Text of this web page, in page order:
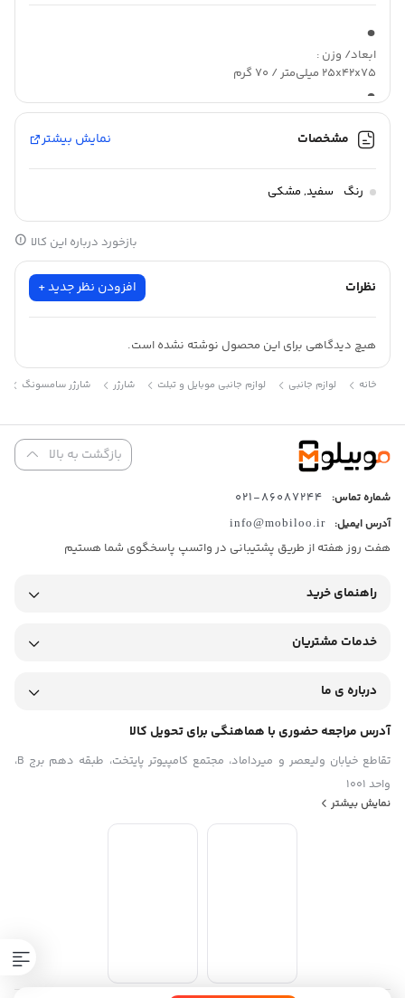
ابعاد/ وزن :
25x42x75 میلی‌متر / 70 گرم
نوع شارژر :
شارژر دیواری
مناسب برای :
موبایل
100-240 ولت
شدت جریان خروجی :
3.0 آمپر مخصوص تبلت و موبایل
تعداد درگاه خروجی :
1 عدد
حداکثر توان خروجی :
مشخصات نمایش بیشتر
رنگ سفید, مشکی
بازخورد درباره این کالا
نظرات افزودن نظر جدید +
هیچ دیدگاهی برای این محصول نوشته نشده است.
خانه لوازم جانبی لوازم جانبی موبايل و تبلت شارژر شارژر سامسونگ
بازگشت به بالا
شماره تماس: 86087244-021
آدرس ایمیل: info@mobiloo.ir
هفت روز هفته از طریق پشتیبانی در واتسپ پاسخگوی شما هستیم
راهنمای خرید
خدمات مشتریان
درباره ی ما
آدرس مراجعه حضوری با هماهنگی برای تحویل کالا
تقاطع خیابان ولیعصر و میرداماد، مجتمع کامپیوتر پایتخت، طبقه دهم برج B،
واحد 1001
نمایش بیشتر